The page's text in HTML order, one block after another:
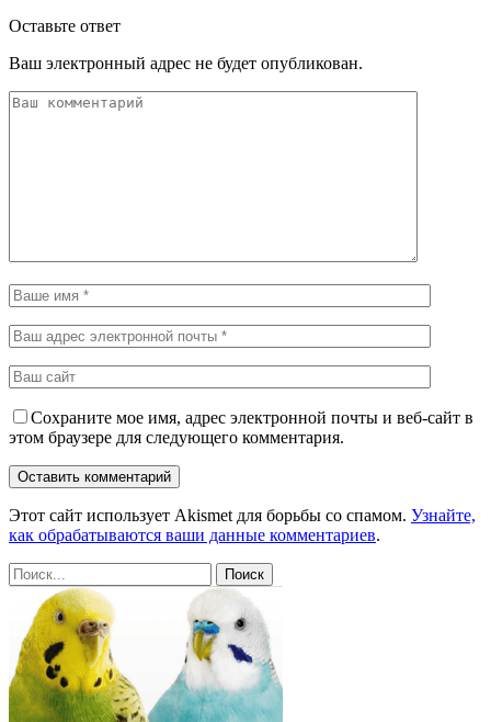
Оставьте ответ
Ваш электронный адрес не будет опубликован.
Сохраните мое имя, адрес электронной почты и веб-сайт в
этом браузере для следующего комментария.
Этот сайт использует Akismet для борьбы со спамом. Узнайте,
как обрабатываются ваши данные комментариев.